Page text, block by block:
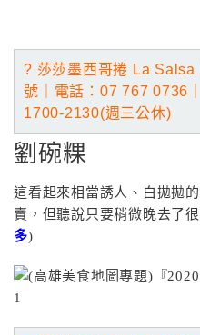
? 莎莎墨西哥捲 La Salsa
號｜電話 ：07 767 0736
1700-2130(週三公休)
劉碗粿
這看起來相當誘人、白拋拋
賣，但聽說只要稍微晚去了
多)